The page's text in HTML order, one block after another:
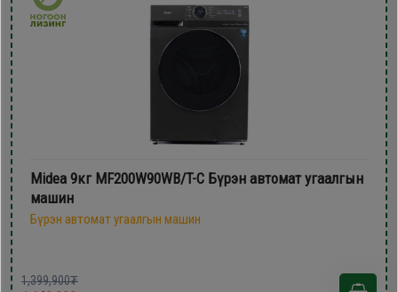
Midea 9кг MF200W90WB/T-C Бүрэн автомат угаалгын
машин
Бүрэн автомат угаалгын машин
1,399,900₮